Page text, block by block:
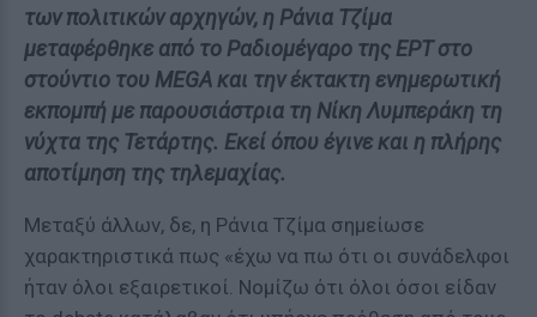
των πολιτικών αρχηγών, η Ράνια Τζίμα
μεταφέρθηκε από το Ραδιομέγαρο της ΕΡΤ στο
στούντιο του MEGA και την έκτακτη ενημερωτική
εκπομπή με παρουσιάστρια τη Νίκη Λυμπεράκη τη
νύχτα της Τετάρτης. Εκεί όπου έγινε και η πλήρης
αποτίμηση της τηλεμαχίας.
Μεταξύ άλλων, δε, η Ράνια Τζίμα σημείωσε
χαρακτηριστικά πως «έχω να πω ότι οι συνάδελφοι
ήταν όλοι εξαιρετικοί. Νομίζω ότι όλοι όσοι είδαν